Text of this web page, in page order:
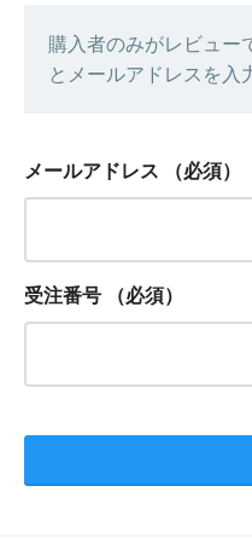
購入者のみがレビュー
とメールアドレスを入
メールアドレス （必須）
受注番号 （必須）